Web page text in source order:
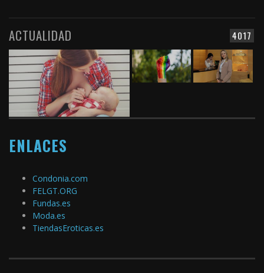
4017
ACTUALIDAD
ENLACES
Condonia.com
FELGT.ORG
Fundas.es
Moda.es
TiendasEroticas.es